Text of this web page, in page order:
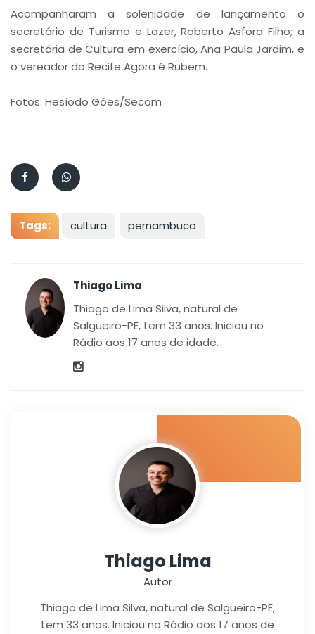
Acompanharam a solenidade de lançamento o
secretário de Turismo e Lazer, Roberto Asfora Filho; a
secretária de Cultura em exercício, Ana Paula Jardim, e
o vereador do Recife Agora é Rubem.
Fotos: Hesíodo Góes/Secom
Tags: cultura pernambuco
Thiago Lima
Thiago de Lima Silva, natural de
Salgueiro-PE, tem 33 anos. Iniciou no
Rádio aos 17 anos de idade.
Thiago Lima
Autor
Thiago de Lima Silva, natural de Salgueiro-PE,
tem 33 anos. Iniciou no Rádio aos 17 anos de